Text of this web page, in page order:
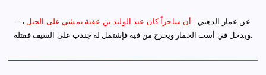
– عن عمار الدهني : أن ساحراً كان عند الوليد بن عقبة يمشي على الجبل ،
ويدخل في أست الحمار ويخرج من فيه فإشتمل له جندب على السيف فقتله .